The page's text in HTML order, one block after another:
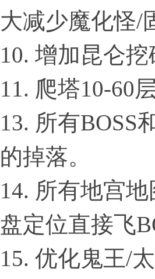
大减少魔化怪/
10. 增加昆仑
11. 爬塔10-60
13. 所有BOSS
的掉落。
14. 所有地宫
盘定位直接飞
15. 优化鬼王/